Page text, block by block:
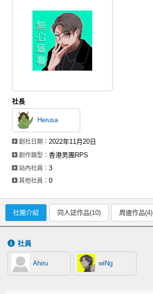
會員中心
註冊會員
登入
社長
Herusa
創社日期：2022年11月20日
創作類型：香港男團RPS
站內社員：3
其他社員：0
社團介紹 同人誌作品(10) 周邊作品(4)
社員
Ahiru wiNg